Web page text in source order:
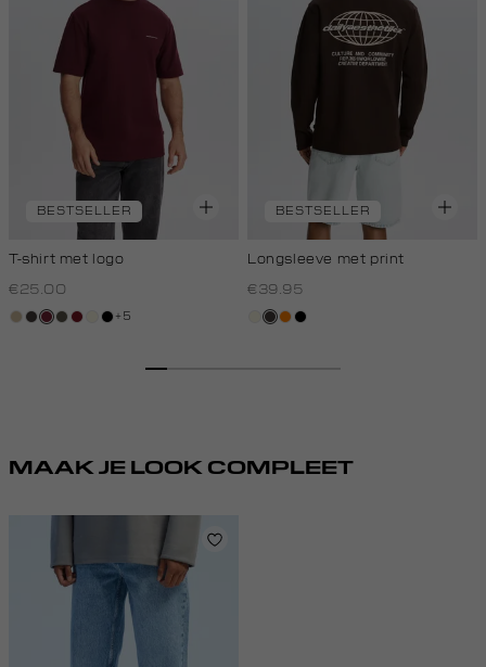
BESTSELLER
T-shirt met logo
€25.00
lichtzand
choco
bordeaux
bos,rood,
wit,zwart
+5
BESTSELLER
Longsleeve met print
€39.95
wit,choco
oranje
zwart
MAAK JE LOOK COMPLEET